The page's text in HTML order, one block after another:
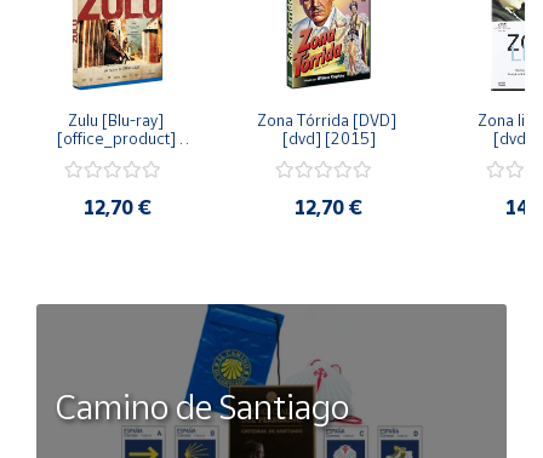
Zulu [Blu-ray]
[office_product]
12,70 €
Zona Tórrida [DVD]
[dvd] [2015]
12,70 €
Zona
[dvd]
Camino de Santiago